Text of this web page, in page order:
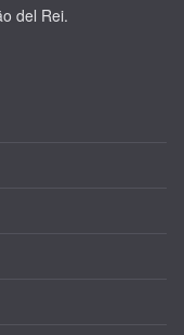
del Rei.